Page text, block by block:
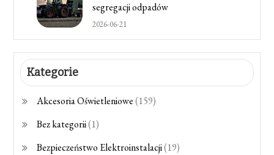
segregacji odpadów
2026-06-21
Kategorie
Akcesoria Oświetleniowe(159)
Bez kategorii(1)
Bezpieczeństwo Elektroinstalacji(19)